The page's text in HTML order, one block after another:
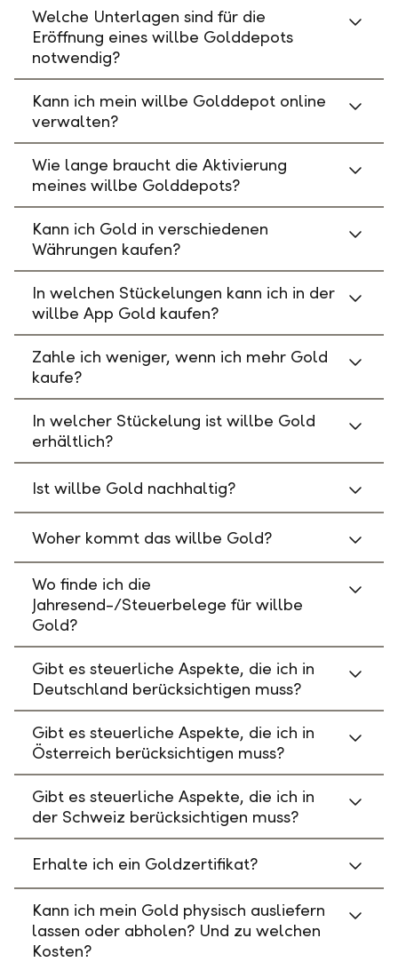
Welche Unterlagen sind für die
Eröffnung eines willbe Golddepots
notwendig?
Kann ich mein willbe Golddepot online
verwalten?
Wie lange braucht die Aktivierung
meines willbe Golddepots?
Kann ich Gold in verschiedenen
Währungen kaufen?
In welchen Stückelungen kann ich in der
willbe App Gold kaufen?
Zahle ich weniger, wenn ich mehr Gold
kaufe?
In welcher Stückelung ist willbe Gold
erhältlich?
Ist willbe Gold nachhaltig?
Woher kommt das willbe Gold?
Wo finde ich die
Jahresend-/Steuerbelege für willbe
Gold?
Gibt es steuerliche Aspekte, die ich in
Deutschland berücksichtigen muss?
Gibt es steuerliche Aspekte, die ich in
Österreich berücksichtigen muss?
Gibt es steuerliche Aspekte, die ich in
der Schweiz berücksichtigen muss?
Erhalte ich ein Goldzertifikat?
Kann ich mein Gold physisch ausliefern
lassen oder abholen? Und zu welchen
Kosten?